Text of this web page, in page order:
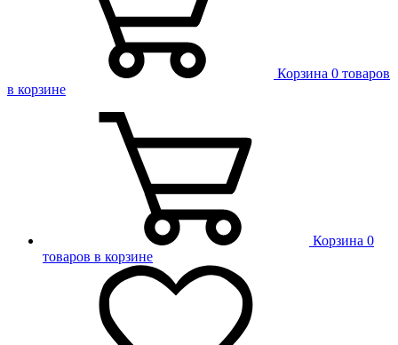
Корзина 0 товаров
в корзине
Корзина 0
товаров в корзине